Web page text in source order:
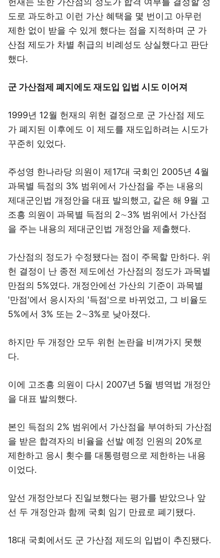
도로 과도하고 이런 가산 혜택을 몇 번이고 아무런
제한 없이 받을 수 있게 했다는 점을 지적하며 군 가
산점 제도가 차별 취급의 비례성도 상실했다고 판단
했다.
군 가산점제 폐지에도 재도입 입법 시도 이어져
1999년 12월 헌재의 위헌 결정으로 군 가산점 제도
가 폐지된 이후에도 이 제도를 재도입하려는 시도가
꾸준히 있었다.
주성영 한나라당 의원이 제17대 국회인 2005년 4월
과목별 득점의 3% 범위에서 가산점을 주는 내용의
제대군인법 개정안을 대표 발의했고, 같은 해 9월 고
조흥 의원이 과목별 득점의 2∼3% 범위에서 가산점
을 주는 내용의 제대군인법 개정안을 제출했다.
가산점의 정도가 수정됐다는 점이 주목할 만하다. 위
헌 결정이 난 종전 제도에선 가산점의 정도가 과목별
만점의 5%였다. 개정안에선 가산의 기준이 과목별
'만점'에서 응시자의 '득점'으로 바뀌었고, 그 비율도
5%에서 3% 또는 2∼3%로 낮아졌다.
하지만 두 개정안 모두 위헌 논란을 비껴가지 못했
다.
이에 고조흥 의원이 다시 2007년 5월 병역법 개정안
을 대표 발의했다.
본인 득점의 2% 범위에서 가산점을 부여하되 가산점
을 받은 합격자의 비율을 선발 예정 인원의 20%로
제한하고 응시 횟수를 대통령령으로 제한하는 내용
이었다.
앞선 개정안보다 진일보했다는 평가를 받았으나 앞
선 두 개정안과 함께 국회 임기 만료로 폐기됐다.
18대 국회에서도 군 가산점 제도의 입법이 추진됐다.